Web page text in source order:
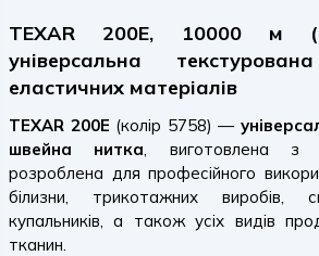
TEXAR 200E, 10000 м
універсальна
еластичних матеріалів
TEXAR 200E (колір 5758) —
швейна нитка, виготовлена з
розроблена для професійного
білизни, трикотажних виробів,
купальників, а також усіх видів
тканин.